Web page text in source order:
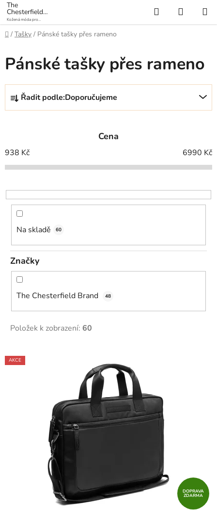
Přejít
na
obsah
The
Chesterfield
Brand
Kožená móda pro
každý den
Hledat
KOŠÍK
Domů
/ Tašky / Pánské tašky přes rameno
Pánské tašky přes rameno
Ř
z
í
p
o
d
ů
Řadit podle:Doporučujeme
Cena
938 Kč 6990 Kč
Na skladě 60
Značky
The Chesterfield Brand 48
Položek k zobrazení: 60
V
ý
AKCE
DOPRAVA
ZDARMA